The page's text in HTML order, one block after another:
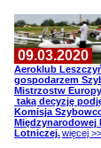
09.03.2020
Aeroklub
gospodarzem
Mistrzostw
taką decyzję
Komisja
Międzynarodowej
Lotniczej.więcej >>